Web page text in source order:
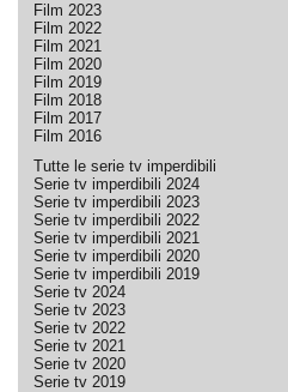
Film 2023
Film 2022
Film 2021
Film 2020
Film 2019
Film 2018
Film 2017
Film 2016
Tutte le serie tv imperdibili
Serie tv imperdibili 2024
Serie tv imperdibili 2023
Serie tv imperdibili 2022
Serie tv imperdibili 2021
Serie tv imperdibili 2020
Serie tv imperdibili 2019
Serie tv 2024
Serie tv 2023
Serie tv 2022
Serie tv 2021
Serie tv 2020
Serie tv 2019